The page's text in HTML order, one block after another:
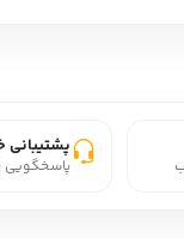
چند سال، اجازه چاپ
پشتیبانی
پاسخگویی